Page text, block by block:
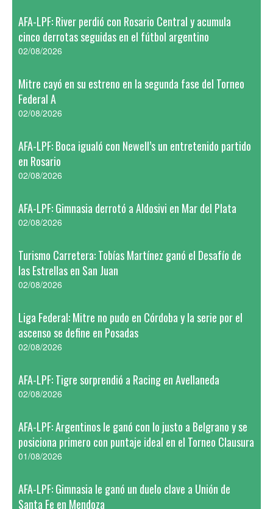
AFA-LPF: River perdió con Rosario Central y acumula
cinco derrotas seguidas en el fútbol argentino
02/08/2026
Mitre cayó en su estreno en la segunda fase del Torneo
Federal A
02/08/2026
AFA-LPF: Boca igualó con Newell’s un entretenido partido
en Rosario
02/08/2026
AFA-LPF: Gimnasia derrotó a Aldosivi en Mar del Plata
02/08/2026
Turismo Carretera: Tobías Martínez ganó el Desafío de
las Estrellas en San Juan
02/08/2026
Liga Federal: Mitre no pudo en Córdoba y la serie por el
ascenso se define en Posadas
02/08/2026
AFA-LPF: Tigre sorprendió a Racing en Avellaneda
02/08/2026
AFA-LPF: Argentinos le ganó con lo justo a Belgrano y se
posiciona primero con puntaje ideal en el Torneo Clausura
01/08/2026
AFA-LPF: Gimnasia le ganó un duelo clave a Unión de
Santa Fe en Mendoza